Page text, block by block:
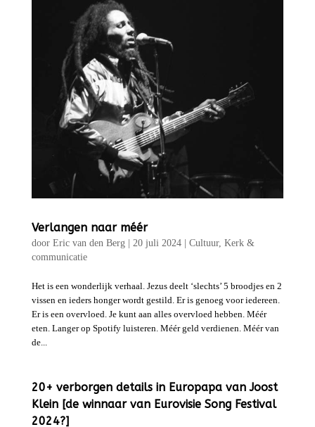
Verlangen naar méér
door Eric van den Berg| 20 juli 2024| Cultuur, Kerk &
communicatie
Het is een wonderlijk verhaal. Jezus deelt ‘slechts’ 5 broodjes en 2
vissen en ieders honger wordt gestild. Er is genoeg voor iedereen.
Er is een overvloed. Je kunt aan alles overvloed hebben. Méér
eten. Langer op Spotify luisteren. Méér geld verdienen. Méér van
de...
20+ verborgen details in Europapa van Joost
Klein [de winnaar van Eurovisie Song Festival
2024?]